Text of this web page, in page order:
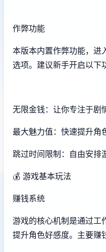
作弊功能
本版本内置作弊功能，进
选项。建议新手开启以下
无限金钱：让你专注于剧
最大魅力值：快速提升角
跳过时间限制：自由安排
💰 游戏基本玩法
赚钱系统
游戏的核心机制是通过工
提升角色好感度。主要赚